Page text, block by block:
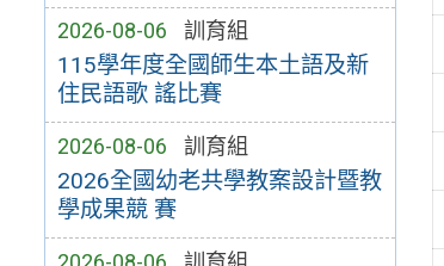
2026-08-06 訓育組
115學年度全國師生本土語及新
住民語歌 謠比賽
2026-08-06 訓育組
2026全國幼老共學教案設計暨教
學成果競 賽